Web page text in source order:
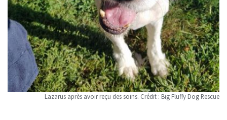
Lazarus après avoir reçu des soins. Crédit : Big Fluffy Dog Rescue